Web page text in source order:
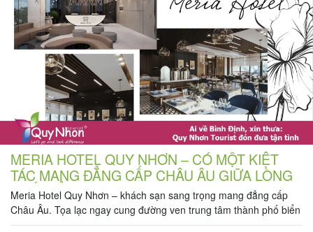
MERIA HOTEL QUY NHƠN – CÓ MỘT KIỆT
TÁC MANG ĐẲNG CẤP CHÂU ÂU GIỮA LÒNG
PHỐ BIỂN
Meria Hotel Quy Nhơn – khách sạn sang trọng mang đẳng cấp
Châu Âu. Tọa lạc ngay cung đường ven trung tâm thành phố biển
xinh đẹp. Với thiết kế vô cùng tinh tế và mới lạ. Cùng những dịch